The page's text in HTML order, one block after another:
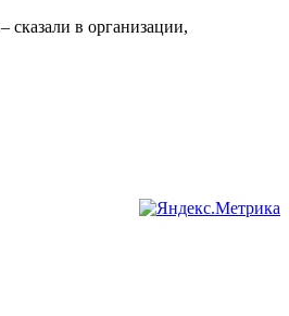
сказали в организации,